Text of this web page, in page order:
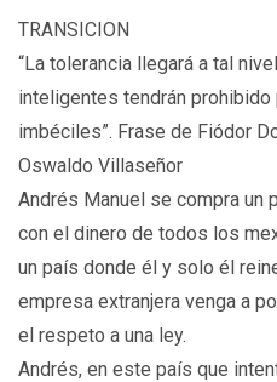
TRANSICION
“La tolerancia llegará a tal
inteligentes tendrán
imbéciles”. Frase de Fiódor
Oswaldo Villaseñor
Andrés Manuel se compra
con el dinero de todos los
un país donde él y solo él
empresa extranjera venga a
el respeto a una ley.
Andrés, en este país que